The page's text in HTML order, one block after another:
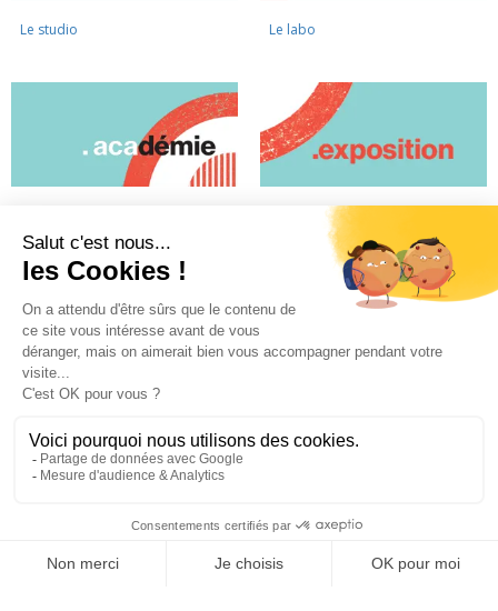
Le studio Le labo
Exposition
PostSYNCHRO
LA CINÉMATHÈQUE CONTACTS · LETTRE D'INFORMATION ·